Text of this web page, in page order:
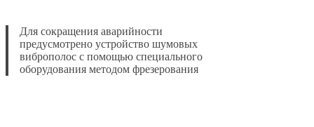
Для сокращения аварийности
предусмотрено устройство шумовых
виброполос с помощью специального
оборудования методом фрезерования